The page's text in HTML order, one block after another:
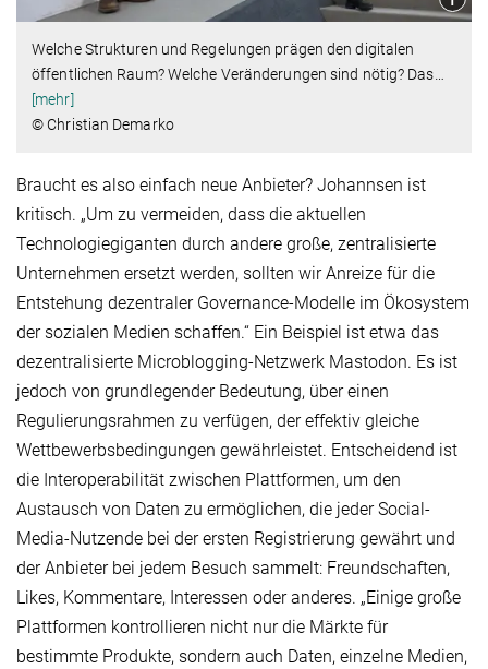
Welche Strukturen und Regelungen prägen den digitalen
öffentlichen Raum? Welche Veränderungen sind nötig? Das
[mehr]
© Christian Demarko
Braucht es also einfach neue Anbieter? Johannsen ist
kritisch. „Um zu vermeiden, dass die aktuellen
Technologiegiganten durch andere große, zentralisierte
Unternehmen ersetzt werden, sollten wir Anreize für die
Entstehung dezentraler Governance-Modelle im Ökosystem
der sozialen Medien schaffen.“ Ein Beispiel ist etwa das
dezentralisierte Microblogging-Netzwerk Mastodon. Es ist
jedoch von grundlegender Bedeutung, über einen
Regulierungsrahmen zu verfügen, der effektiv gleiche
Wettbewerbsbedingungen gewährleistet. Entscheidend ist
die Interoperabilität zwischen Plattformen, um den
Austausch von Daten zu ermöglichen, die jeder Social-
Media-Nutzende bei der ersten Registrierung gewährt und
der Anbieter bei jedem Besuch sammelt: Freundschaften,
Likes, Kommentare, Interessen oder anderes. „Einige große
Plattformen kontrollieren nicht nur die Märkte für
bestimmte Produkte, sondern auch Daten, einzelne Medien,